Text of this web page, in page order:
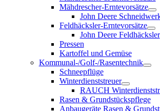
Mähdrescher-Erntevorsätze
John Deere
Feldhäcksler-Erntevorsätze
John Deere Feldhäcksler
Pressen
Kartoffel und Gemüse
Kommunal-/Golf-/Rasentechnik
Schneepflüge
Winterdienststreuer
RAUCH
Rasen & Grundstückspflege
Anbaugeräte Rasen &